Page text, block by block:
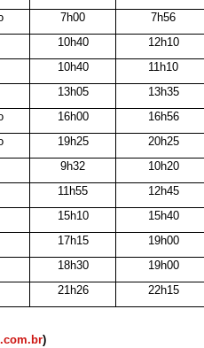
7h00
7h56
10h40
12h10
10h40
11h10
13h05
13h35
16h00
16h56
19h25
20h25
9h32
10h20
11h55
12h45
15h10
15h40
17h15
19h00
18h30
19h00
21h26 22h15
)